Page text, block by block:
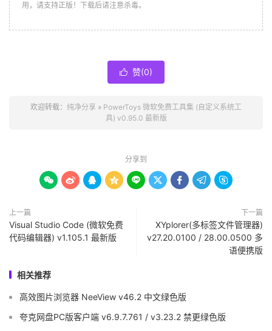
用，请支持正版！下载后请注意杀毒。
 赞(0)
欢迎转载： 纯净分享 » PowerToys 微软免费工具集 (自定义系统工
具) v0.95.0 最新版
分享到
        
上一篇
Visual Studio Code (微软免费
代码编辑器) v1.105.1 最新版
下一篇
XYplorer(多标签文件管理器)
v27.20.0100 / 28.00.0500 多
语便携版
相关推荐
高效图片浏览器 NeeView v46.2 中文绿色版
夸克网盘PC版客户端 v6.9.7.761 / v3.23.2 禁更绿色版